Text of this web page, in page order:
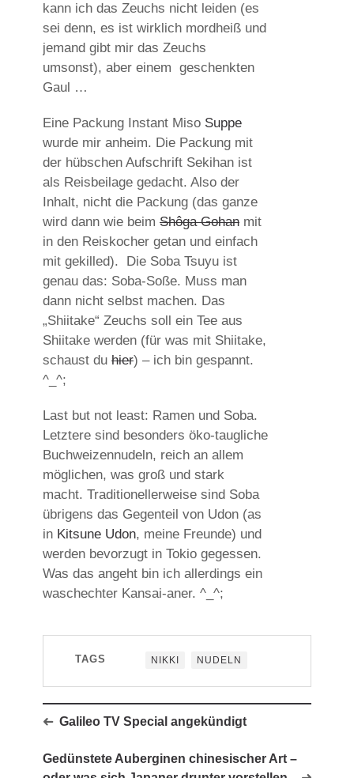
kann ich das Zeuchs nicht leiden (es
sei denn, es ist wirklich mordheiß und
jemand gibt mir das Zeuchs
umsonst), aber einem geschenkten
Gaul …
Eine Packung Instant Miso Suppe
wurde mir anheim. Die Packung mit
der hübschen Aufschrift Sekihan ist
als Reisbeilage gedacht. Also der
Inhalt, nicht die Packung (das ganze
wird dann wie beim Shôga Gohan mit
in den Reiskocher getan und einfach
mit gekilled). Die Soba Tsuyu ist
genau das: Soba-Soße. Muss man
dann nicht selbst machen. Das
„Shiitake“ Zeuchs soll ein Tee aus
Shiitake werden (für was mit Shiitake,
schaust du hier) – ich bin gespannt.
^_^;
Last but not least: Ramen und Soba.
Letztere sind besonders öko-taugliche
Buchweizennudeln, reich an allem
möglichen, was groß und stark
macht. Traditionellerweise sind Soba
übrigens das Gegenteil von Udon (as
in Kitsune Udon, meine Freunde) und
werden bevorzugt in Tokio gegessen.
Was das angeht bin ich allerdings ein
waschechter Kansai-aner. ^_^;
TAGS NIKKI NUDELN
Galileo TV Special angekündigt
Gedünstete Auberginen chinesischer Art –